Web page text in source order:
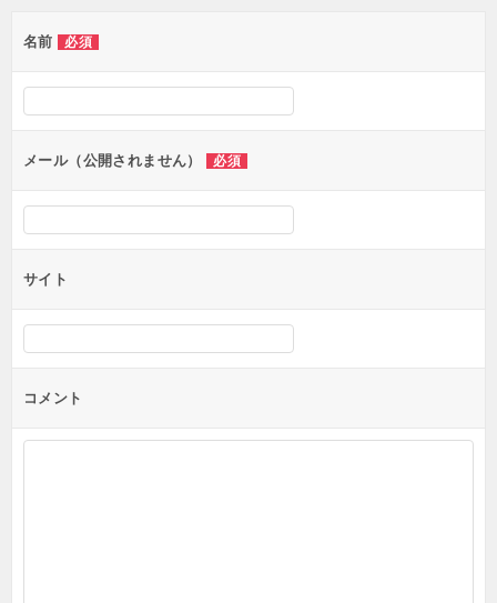
ー
シ
ン
名前 必須
メール（公開されません） 必須
サイト
コメント